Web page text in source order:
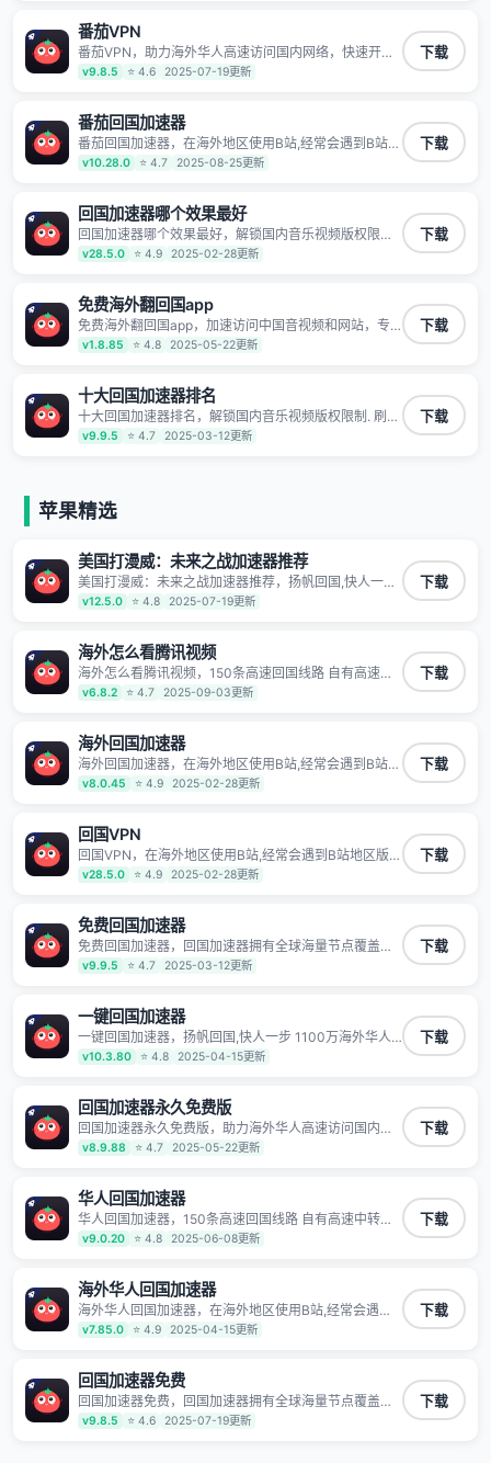
线。能加速访问优酷、爱奇艺、腾讯视频、B站、芒果
TV、西瓜视频、QQ音乐、网易云音乐、酷狗音乐、YY
等主流网站应用解除限制，带你穿梭加速回国。目前已
有上百万用户，用户整体好评95%以上，一对一在线客
服支持，保障你的使用体验。
番茄VPN
番茄VPN，助力海外华人高速访问国内网络，快速开启
国内各直播平台,解决国内视频、音乐卡顿问题；更能加
速海量国服游戏，超低延迟稳定不掉线,畅享国内网络！
v9.8.5 ⭐ 4.6 2025-07-19更新
下载
番茄回国加速器
番茄回国加速器，在海外地区使用B站,经常会遇到B站地
区版权限制/网络IP屏蔽,缓冲卡顿等问题,使用我们的哔
哩哔哩专用回国VPN,可加速解决各类网络问题,一键网络
7*24小时服务。
v10.28.0 ⭐ 4.7 2025-08-25更新
下载
回国加速器哪个效果最好
回国加速器哪个效果最好，解锁国内音乐视频版权限制.
刷剧不卡，高清秒开. 有效降低国服游戏延迟. 提升国内
主流应用访问速度 ; 独创加速黑科技 · 海量边缘. 动态多
v28.5.0 ⭐ 4.9 2025-02-28更新
下载
免费海外翻回国app
免费海外翻回国app，加速访问中国音视频和网站，专
业回国加速器，帮你加速访问优酷、bilibili、腾讯视频、
爱奇艺等，加速国服游戏，例如原神、阴阳师、和平精
明日方舟、战双帕弥什、sky光·遇、另一个伊甸园等国
内各种服务,回国加速器致力于帮助海外华人和留学生、
港澳台地区用户提供最好的回国游戏和音乐视频加速服
务，可以在海外或港澳台地区流畅加速国服游戏和音视
等主流网站应用解除限制，带你穿梭加速回国。目前已
有上百万用户，用户整体好评95%以上，一对一在线客
v1.8.85 ⭐ 4.8 2025-05-22更新
下载
十大回国加速器排名
十大回国加速器排名，解锁国内音乐视频版权限制. 刷剧
不卡，高清秒开. 有效降低国服游戏延迟. 提升国内主流
应用访问速度 ; 独创加速黑科技 · 海量边缘. 动态多线. 智
v9.9.5 ⭐ 4.7 2025-03-12更新
下载
苹果精选
美国打漫威：未来之战加速器推荐
美国打漫威：未来之战加速器推荐，扬帆回国,快人一步
1100万海外华人都在用的音乐视频回国加速器 Android
iOS Windows Mac TV VIP 支持多种加速场景 了解更多
讯视频、爱奇艺、哔哩哔哩和优酷视频,在国外也能畅快
追剧!
v12.5.0 ⭐ 4.8 2025-07-19更新
下载
海外怎么看腾讯视频
海外怎么看腾讯视频，150条高速回国线路 自有高速中
转节点 无需注册 一键连接 提供高速线路 应用内直达视
频音乐app,快人一步 应用模式 App互不干扰 不间断的隐
露 阻止第三方对数据进行窃取和监听
v6.8.2 ⭐ 4.7 2025-09-03更新
下载
海外回国加速器
海外回国加速器，在海外地区使用B站,经常会遇到B站地
区版权限制/网络IP屏蔽,缓冲卡顿等问题,使用我们的哔
哩哔哩专用回国VPN,可加速解决各类网络问题,一键网络
7*24小时服务。
v8.0.45 ⭐ 4.9 2025-02-28更新
下载
回国VPN
回国VPN，在海外地区使用B站,经常会遇到B站地区版权
限制/网络IP屏蔽,缓冲卡顿等问题,使用我们的哔哩哔哩
专用回国VPN,可加速解决各类网络问题,一键网络回国,
时服务。
v28.5.0 ⭐ 4.9 2025-02-28更新
下载
免费回国加速器
免费回国加速器，回国加速器拥有全球海量节点覆盖，
运营商专线不卡顿超稳定，专为海外华人和留学生打
造，帮助海外华人免除地域限制，随时高速稳定低延迟
v9.9.5 ⭐ 4.7 2025-03-12更新
下载
一键回国加速器
一键回国加速器，扬帆回国,快人一步 1100万海外华人
都在用的音乐视频回国加速器 Android iOS Windows
Mac TV VIP 支持多种加速场景 了解更多 看视频 全球高
艺、哔哩哔哩和优酷视频,在国外也能畅快追剧!
v10.3.80 ⭐ 4.8 2025-04-15更新
下载
回国加速器永久免费版
回国加速器永久免费版，助力海外华人高速访问国内网
络，快速开启国内各直播平台,解决国内视频、音乐卡顿
问题；更能加速海量国服游戏，超低延迟稳定不掉线,畅
v8.9.88 ⭐ 4.7 2025-05-22更新
下载
华人回国加速器
华人回国加速器，150条高速回国线路 自有高速中转节
点 无需注册 一键连接 提供高速线路 应用内直达视频音
乐app,快人一步 应用模式 App互不干扰 不间断的隐私保
止第三方对数据进行窃取和监听
v9.0.20 ⭐ 4.8 2025-06-08更新
下载
海外华人回国加速器
海外华人回国加速器，在海外地区使用B站,经常会遇到B
站地区版权限制/网络IP屏蔽,缓冲卡顿等问题,使用我们
的哔哩哔哩专用回国VPN,可加速解决各类网络问题,一键
服7*24小时服务。
v7.85.0 ⭐ 4.9 2025-04-15更新
下载
回国加速器免费
回国加速器免费，回国加速器拥有全球海量节点覆盖，
运营商专线不卡顿超稳定，专为海外华人和留学生打
造，帮助海外华人免除地域限制，随时高速稳定低延迟
v9.8.5 ⭐ 4.6 2025-07-19更新
下载